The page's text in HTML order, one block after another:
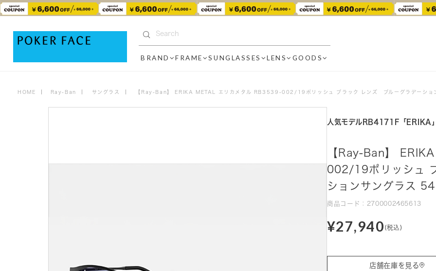
BRAND FRAME SUNGLASSES LENS GOODS
HOME Ray-Ban サングラス 【Ray-Ban】 ERIKA METAL エリカメタル RB3539-002/19ポリッシュ ブラック レンズ ブルーグラデーショ
人気モデルRB4171F「ERIKA
【Ray-Ban】
002/19ポリッシュ
ションサングラス
商品コード：2700002465613
¥27,940 (税込)
店舗在庫を見る